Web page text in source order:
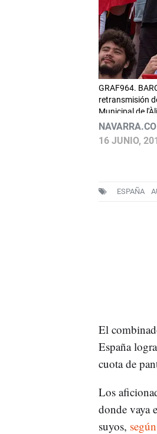
GRAF964.
retransmisión
Municipal de
16 JUNIO,
ESPAÑA
El
España
cuota de
Los
donde vaya
suyos,